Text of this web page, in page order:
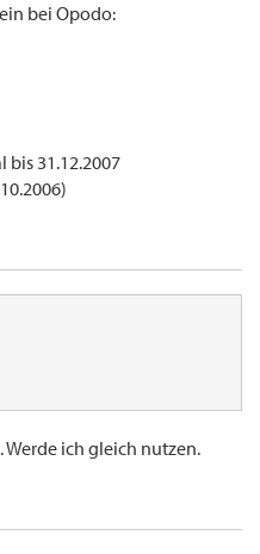
bei Opodo:
bis 31.12.2007
ich gleich nutzen.